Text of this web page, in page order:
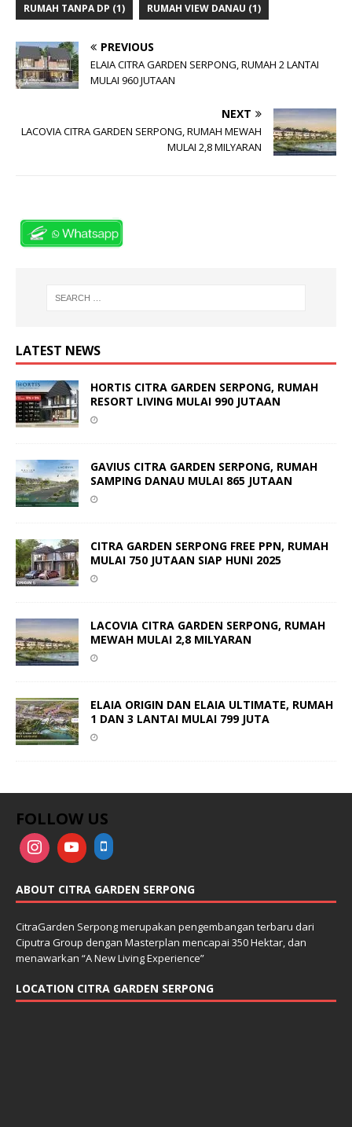
RUMAH TANPA DP (1) RUMAH VIEW DANAU (1)
PREVIOUS
ELAIA CITRA GARDEN SERPONG, RUMAH 2 LANTAI
MULAI 960 JUTAAN
NEXT
LACOVIA CITRA GARDEN SERPONG, RUMAH MEWAH
MULAI 2,8 MILYARAN
LATEST NEWS
HORTIS CITRA GARDEN SERPONG, RUMAH
RESORT LIVING MULAI 990 JUTAAN
GAVIUS CITRA GARDEN SERPONG, RUMAH
SAMPING DANAU MULAI 865 JUTAAN
CITRA GARDEN SERPONG FREE PPN, RUMAH
MULAI 750 JUTAAN SIAP HUNI 2025
LACOVIA CITRA GARDEN SERPONG, RUMAH
MEWAH MULAI 2,8 MILYARAN
ELAIA ORIGIN DAN ELAIA ULTIMATE, RUMAH
1 DAN 3 LANTAI MULAI 799 JUTA
FOLLOW US
ABOUT CITRA GARDEN SERPONG
CitraGarden Serpong merupakan pengembangan terbaru dari
Ciputra Group dengan Masterplan mencapai 350 Hektar, dan
menawarkan “A New Living Experience”
LOCATION CITRA GARDEN SERPONG